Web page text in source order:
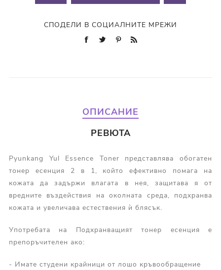
СПОДЕЛИ В СОЦИАЛНИТЕ МРЕЖИ
ОПИСАНИЕ
РЕВЮТА
Pyunkang Yul Essence Toner представлява обогатен
тонер есенция 2 в 1, който ефективно помага на
кожата да задържи влагата в нея, защитава я от
вредните въздействия на околната среда, подхранва
кожата и увеличава естествения ѝ блясък.
Употребата на Подхранващият тонер есенция е
препоръчителен ако:
- Имате студени крайници от лошо кръвообращение